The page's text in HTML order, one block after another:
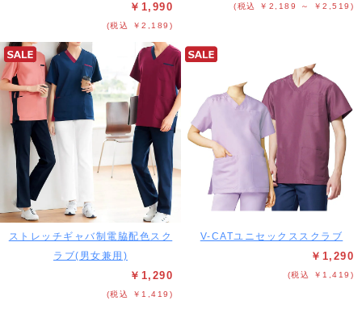
￥1,990
(税込 ￥2,189)
(税込 ￥2,189 ～ ￥2,519)
ストレッチギャバ制電脇配色スク
ラブ(男女兼用)
￥1,290
(税込 ￥1,419)
V-CATユニセックススクラブ
￥1,290
(税込 ￥1,419)